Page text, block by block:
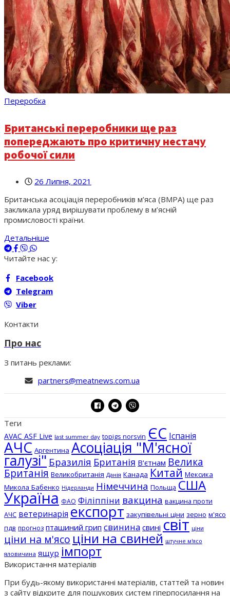
Переробка
Британські переробники ще раз
попереджають про критичну нестачу
робочої сили
26 Липня, 2021
Британська асоціація переробників м’яса (BMPA) ще раз
закликала уряд вирішувати проблему в м’ясній
промисловості країни.
Детальніше
Читайте нас у:
Facebook
Telegram
Viber
Контакти
Про нас
З питань реклами:
partners@meatnews.com.ua
Теги
AVAC ASF Live last summer day topigs norsvin ЄС Іспанія
АЧС Аргентина Асоціація "М'ясної
галузі" Бразилія Британія В'єтнам Велика
Британія Великобританія Данія Канада Китай Мексика
Микола Бабенко Нідерланди Німеччина Польща США
Україна ФАО Філіппіни вакцина вакцина проти
АЧС ветеринарія експорт закупівельні ціни зерно м'ясо
пдв прогноз пташиний грип свинина свині світ ціни
ціни на м'ясо ціни на свиней штучне м'ясо
яловичина ящур імпорт
Використання матеріалів
При будь-якому використанні матеріалів, статтей та новин
з сайту відкрите для пошукових систем гіперпосилання на